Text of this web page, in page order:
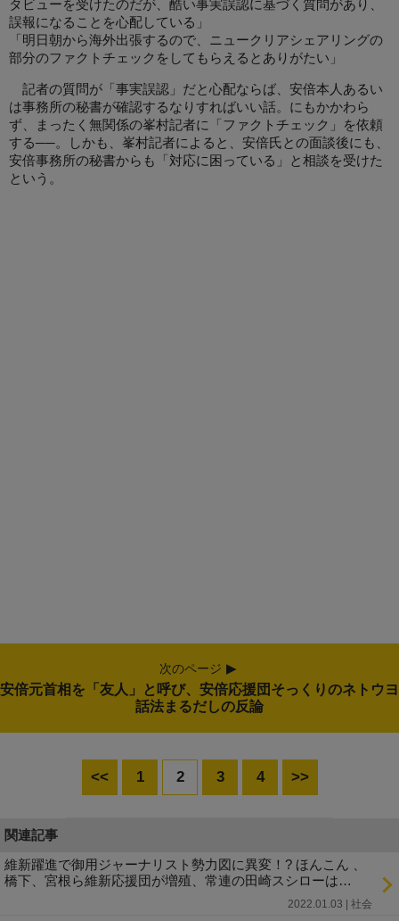
タビューを受けたのだが、酷い事実誤認に基づく質問があり、
誤報になることを心配している」
「明日朝から海外出張するので、ニュークリアシェアリングの
部分のファクトチェックをしてもらえるとありがたい」
記者の質問が「事実誤認」だと心配ならば、安倍本人あるい
は事務所の秘書が確認するなりすればいい話。にもかかわら
ず、まったく無関係の峯村記者に「ファクトチェック」を依頼
する──。しかも、峯村記者によると、安倍氏との面談後にも、
安倍事務所の秘書からも「対応に困っている」と相談を受けた
という。
次のページ
安倍元首相を「友人」と呼び、安倍応援団そっくりのネトウヨ
話法まるだしの反論
<< 1 2 3 4 >>
関連記事
維新躍進で御用ジャーナリスト勢力図に異変！? ほんこん 、
橋下、宮根ら維新応援団が増殖、常連の田崎スシローは…
2022.01.03 | 社会